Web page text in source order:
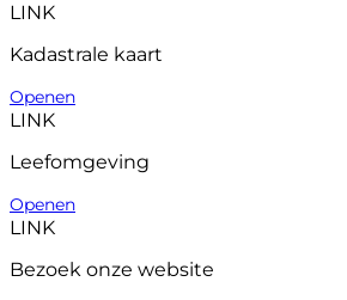
LINK
Kadastrale kaart
Openen
LINK
Leefomgeving
Openen
LINK
Bezoek onze website